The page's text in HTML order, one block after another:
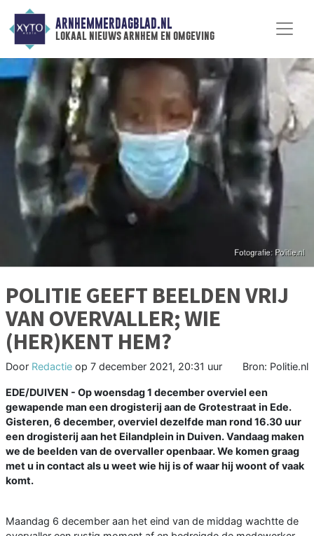
ARNHEMMERDAGBLAD.NL
lokaal nieuws arnhem en omgeving
POLITIE GEEFT BEELDEN VRIJ
VAN OVERVALLER; WIE
(HER)KENT HEM?
Door Redactie op 7 december 2021, 20:31 uur Bron: Politie.nl
EDE/DUIVEN - Op woensdag 1 december overviel een
gewapende man een drogisterij aan de Grotestraat in Ede.
Gisteren, 6 december, overviel dezelfde man rond 16.30 uur
een drogisterij aan het Eilandplein in Duiven. Vandaag maken
we de beelden van de overvaller openbaar. We komen graag
met u in contact als u weet wie hij is of waar hij woont of vaak
komt.
Maandag 6 december aan het eind van de middag wachtte de